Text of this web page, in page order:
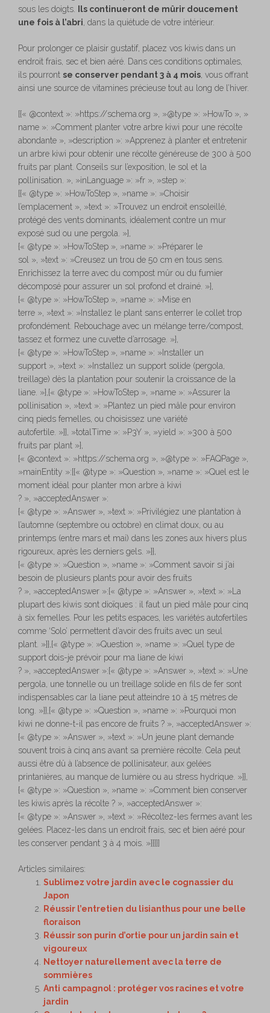
sous les doigts.
Ils continueront de mûrir doucement
une fois à l’abri , dans la quiétude de votre intérieur.
Pour prolonger ce plaisir gustatif, placez vos kiwis dans un
endroit frais, sec et bien aéré. Dans ces conditions optimales,
ils pourront se conserver pendant 3 à 4 mois , vous offrant
ainsi une source de vitamines précieuse tout au long de l’hiver.
[{« @context »: »https://schema.org », »@type »: »HowTo », »
name »: »Comment planter votre arbre kiwi pour une récolte
abondante », »description »: »Apprenez à planter et entretenir
un arbre kiwi pour obtenir une récolte généreuse de 300 à 500
fruits par plant. Conseils sur l’exposition, le sol et la
pollinisation. », »inLanguage »: »fr », »step »:
[{« @type »: »HowToStep », »name »: »Choisir
l’emplacement », »text »: »Trouvez un endroit ensoleillé,
protégé des vents dominants, idéalement contre un mur
exposé sud ou une pergola. »},
{« @type »: »HowToStep », »name »: »Préparer le
sol », »text »: »Creusez un trou de 50 cm en tous sens.
Enrichissez la terre avec du compost mûr ou du fumier
décomposé pour assurer un sol profond et drainé. »},
{« @type »: »HowToStep », »name »: »Mise en
terre », »text »: »Installez le plant sans enterrer le collet trop
profondément. Rebouchage avec un mélange terre/compost,
tassez et formez une cuvette d’arrosage. »},
{« @type »: »HowToStep », »name »: »Installer un
support », »text »: »Installez un support solide (pergola,
treillage) dès la plantation pour soutenir la croissance de la
liane. »},{« @type »: »HowToStep », »name »: »Assurer la
pollinisation », »text »: »Plantez un pied mâle pour environ
cinq pieds femelles, ou choisissez une variété
autofertile. »}], »totalTime »: »P3Y », »yield »: »300 à 500
fruits par plant »},
{« @context »: »https://schema.org », »@type »: »FAQPage »,
»mainEntity »:[{« @type »: »Question », »name »: »Quel est le
moment idéal pour planter mon arbre à kiwi
? », »acceptedAnswer »:
{« @type »: »Answer », »text »: »Privilégiez une plantation à
l’automne (septembre ou octobre) en climat doux, ou au
printemps (entre mars et mai) dans les zones aux hivers plus
rigoureux, après les derniers gels. »}},
{« @type »: »Question », »name »: »Comment savoir si j’ai
besoin de plusieurs plants pour avoir des fruits
? », »acceptedAnswer »:{« @type »: »Answer », »text »: »La
plupart des kiwis sont dioïques : il faut un pied mâle pour cinq
à six femelles. Pour les petits espaces, les variétés autofertiles
comme ‘Solo’ permettent d’avoir des fruits avec un seul
plant. »}},{« @type »: »Question », »name »: »Quel type de
support dois-je prévoir pour ma liane de kiwi
? », »acceptedAnswer »:{« @type »: »Answer », »text »: »Une
pergola, une tonnelle ou un treillage solide en fils de fer sont
indispensables car la liane peut atteindre 10 à 15 mètres de
long. »}},{« @type »: »Question », »name »: »Pourquoi mon
kiwi ne donne-t-il pas encore de fruits ? », »acceptedAnswer »:
{« @type »: »Answer », »text »: »Un jeune plant demande
souvent trois à cinq ans avant sa première récolte. Cela peut
aussi être dû à l’absence de pollinisateur, aux gelées
printanières, au manque de lumière ou au stress hydrique. »}},
{« @type »: »Question », »name »: »Comment bien conserver
les kiwis après la récolte ? », »acceptedAnswer »:
{« @type »: »Answer », »text »: »Récoltez-les fermes avant les
gelées. Placez-les dans un endroit frais, sec et bien aéré pour
les conserver pendant 3 à 4 mois. »}}]}]
Articles similaires:
Sublimez votre jardin avec le cognassier du
Japon
Réussir l’entretien du lisianthus pour une belle
floraison
Réussir son purin d’ortie pour un jardin sain et
vigoureux
Nettoyer naturellement avec la terre de
sommières
Anti campagnol : protéger vos racines et votre
jardin